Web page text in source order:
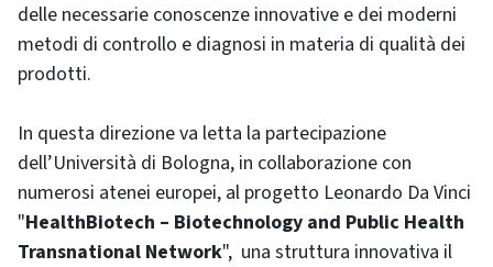
delle necessarie conoscenze innovative e dei moderni
metodi di controllo e diagnosi in materia di qualità dei
prodotti.
In questa direzione va letta la partecipazione
dell’Università di Bologna, in collaborazione con
numerosi atenei europei, al progetto Leonardo Da Vinci
"HealthBiotech – Biotechnology and Public Health
Transnational Network", una struttura innovativa il